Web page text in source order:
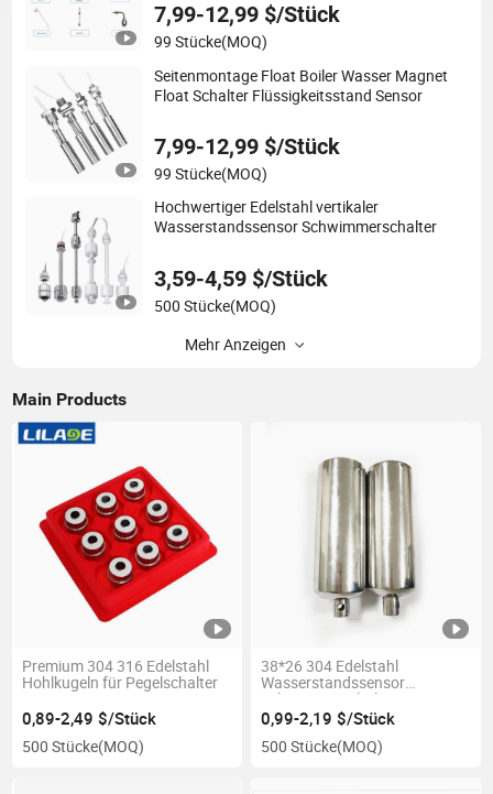
7,99-12,99 $/Stück
99 Stücke(MOQ)
Seitenmontage Float Boiler Wasser Magnet
Float Schalter Flüssigkeitsstand Sensor
7,99-12,99 $/Stück
99 Stücke(MOQ)
Hochwertiger Edelstahl vertikaler
Wasserstandssensor Schwimmerschalter
3,59-4,59 $/Stück
500 Stücke(MOQ)
Mehr Anzeigen
Main Products
Premium 304 316 Edelstahl
Hohlkugeln für Pegelschalter
0,89-2,49 $/Stück
500 Stücke(MOQ)
38*26 304 Edelstahl
Wasserstandssensor
Schwimmerschalter
Magnetische Schwimmkugel
0,99-2,19 $/Stück
500 Stücke(MOQ)